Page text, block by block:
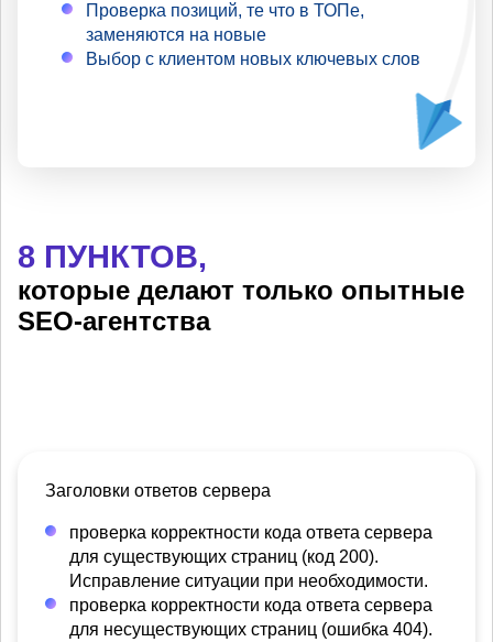
Проверка позиций, те что в ТОПе,
заменяются на новые
Выбор с клиентом новых ключевых слов
8 ПУНКТОВ,
которые делают только опытные
SEO-агентства
Заголовки ответов сервера
проверка корректности кода ответа сервера
для существующих страниц (код 200).
Исправление ситуации при необходимости.
проверка корректности кода ответа сервера
для несуществующих страниц (ошибка 404).